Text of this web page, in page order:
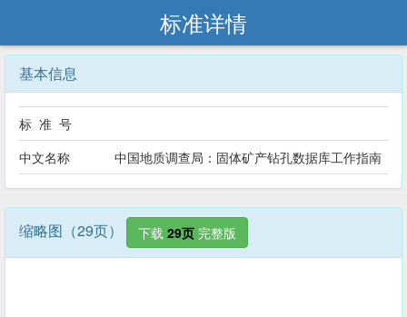
标准详情
基本信息
标 准 号
中文名称
中国地质调查局：固体矿产钻孔数据库工作指南
缩略图（29页） 下载 29页 完整版